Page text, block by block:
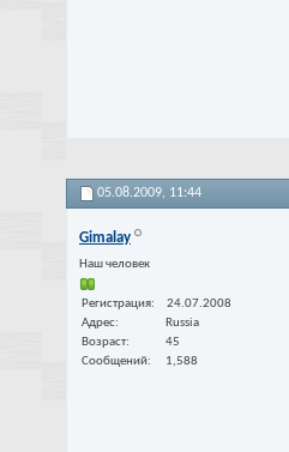
05.08.2009, 11:44
Gimalay
Наш человек
Регистрация
24.07.2008
Адрес
Russia
Возраст
45
Сообщений
1,588